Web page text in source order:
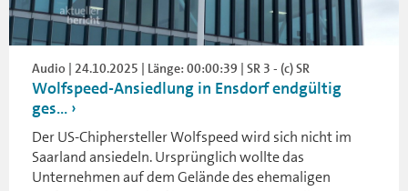
Audio | 24.10.2025 | Länge: 00:00:39 | SR 3 - (c) SR
Wolfspeed-Ansiedlung in Ensdorf endgültig
ges...
Der US-Chiphersteller Wolfspeed wird sich nicht im
Saarland ansiedeln. Ursprünglich wollte das
Unternehmen auf dem Gelände des ehemaligen